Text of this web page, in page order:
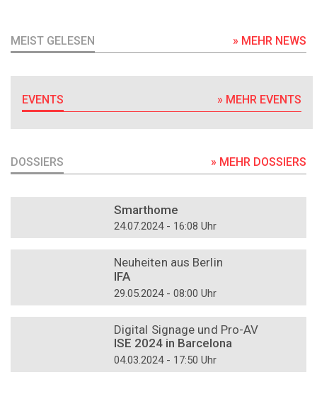
MEIST GELESEN » MEHR NEWS
EVENTS » MEHR EVENTS
DOSSIERS » MEHR DOSSIERS
Smarthome
24.07.2024 - 16:08 Uhr
Neuheiten aus Berlin
IFA
29.05.2024 - 08:00 Uhr
Digital Signage und Pro-AV
ISE 2024 in Barcelona
04.03.2024 - 17:50 Uhr